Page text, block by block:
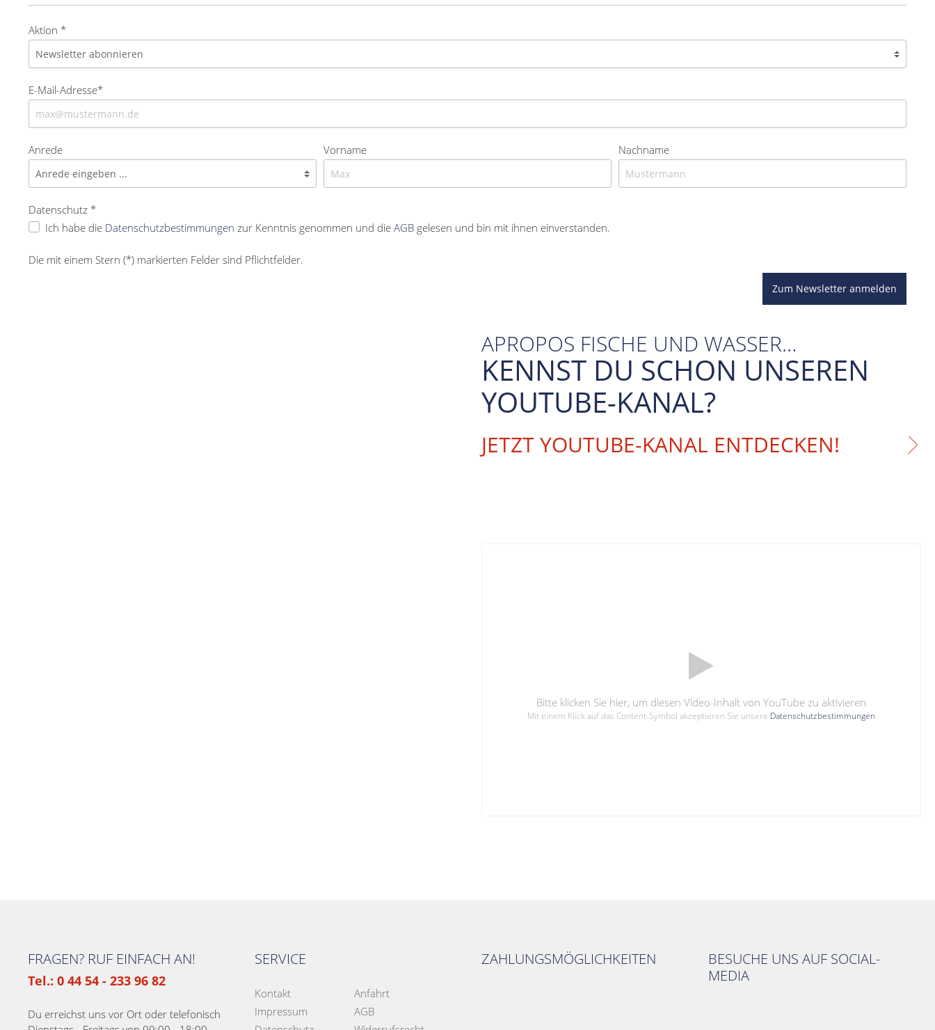
Aktion *
E-Mail-Adresse*
Anrede Vorname Nachname
Datenschutz *
Ich habe die Datenschutzbestimmungen zur Kenntnis genommen und die AGB gelesen und bin mit ihnen einverstanden.
Die mit einem Stern (*) markierten Felder sind Pflichtfelder.
Zum Newsletter anmelden
APROPOS FISCHE UND WASSER…
KENNST DU SCHON UNSEREN
YOUTUBE-KANAL?
JETZT YOUTUBE-KANAL ENTDECKEN!
Bitte klicken Sie hier, um diesen Video-Inhalt von YouTube zu aktivieren
Mit einem Klick auf das Content-Symbol akzeptieren Sie unsere Datenschutzbestimmungen
FRAGEN? RUF EINFACH AN!
Tel.: 0 44 54 - 233 96 82
Du erreichst uns vor Ort oder telefonisch
SERVICE
Kontakt
Anfahrt
Impressum
AGB
ZAHLUNGSMÖGLICHKEITEN
BESUCHE UNS AUF SOCIAL-
MEDIA